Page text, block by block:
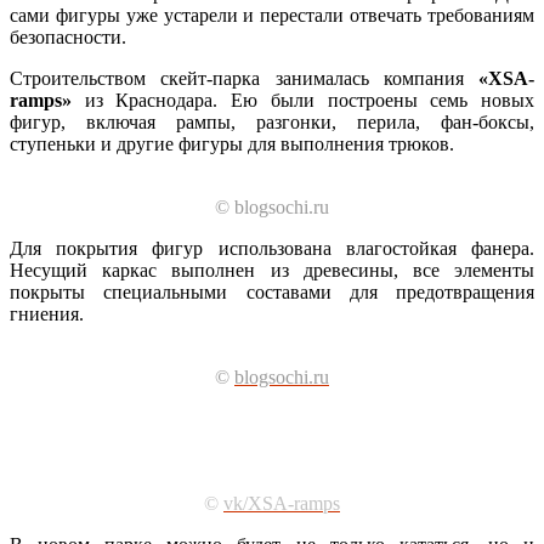
сами фигуры уже устарели и перестали отвечать требованиям
безопасности.
Строительством скейт-парка занималась компания «XSA-
ramps» из Краснодара. Ею были построены семь новых
фигур, включая рампы, разгонки, перила, фан-боксы,
ступеньки и другие фигуры для выполнения трюков.
© blogsochi.ru
Для покрытия фигур использована влагостойкая фанера.
Несущий каркас выполнен из древесины, все элементы
покрыты специальными составами для предотвращения
гниения.
© blogsochi.ru
© vk/XSA-ramps